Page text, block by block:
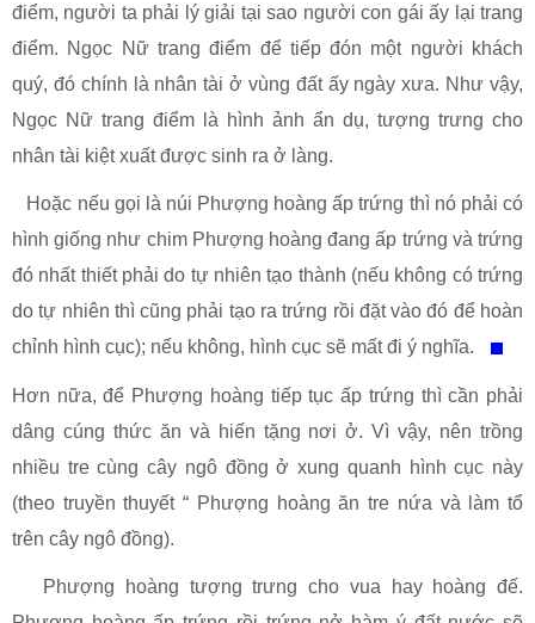
điểm, người ta phải lý giải tại sao người con gái ấy lại trang
điểm. Ngọc Nữ trang điểm để tiếp đón một người khách
quý, đó chính là nhân tài ở vùng đất ấy ngày xưa. Như vậy,
Ngọc Nữ trang điểm là hình ảnh ẩn dụ, tượng trưng cho
nhân tài kiệt xuất được sinh ra ở làng.
Hoặc nếu gọi là núi Phượng hoàng ấp trứng thì nó phải có
hình giống như chim Phượng hoàng đang ấp trứng và trứng
đó nhất thiết phải do tự nhiên tạo thành (nếu không có trứng
do tự nhiên thì cũng phải tạo ra trứng rồi đặt vào đó để hoàn
chỉnh hình cục); nếu không, hình cục sẽ mất đi ý nghĩa.
Hơn nữa, để Phượng hoàng tiếp tục ấp trứng thì cần phải
dâng cúng thức ăn và hiến tặng nơi ở. Vì vậy, nên trồng
nhiều tre cùng cây ngô đồng ở xung quanh hình cục này
(theo truyền thuyết “ Phượng hoàng ăn tre nứa và làm tổ
trên cây ngô đồng).
Phượng hoàng tượng trưng cho vua hay hoàng đế.